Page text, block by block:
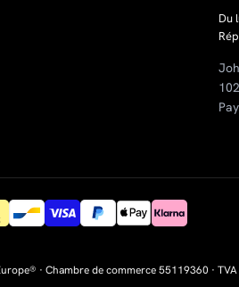
Du
· Chambre de commerce 55119360 ·